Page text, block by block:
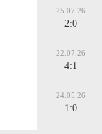
25.07.26
2:0
22.07.26
4:1
24.05.26
1:0